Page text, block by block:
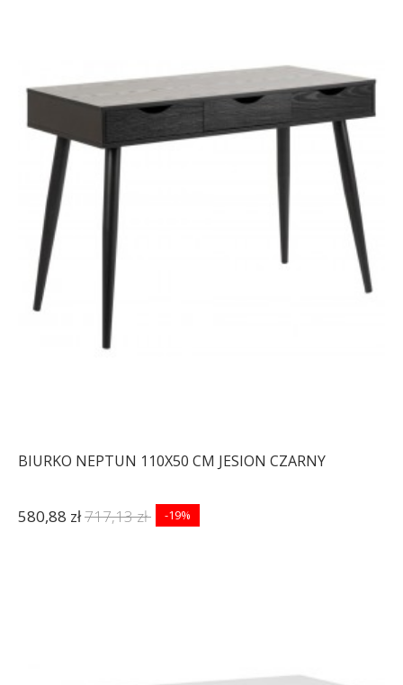
BIURKO NEPTUN 110X50 CM JESION CZARNY
580,88 zł717,13 zł -19%